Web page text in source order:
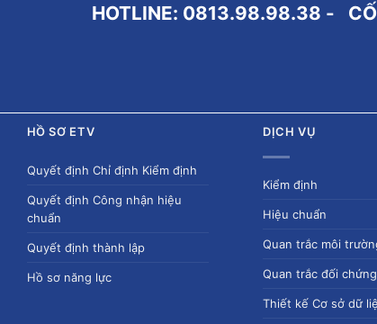
HOTLINE: 0813.98.98.38 -
HỒ SƠ ETV
Quyết định Chỉ định Kiểm định
Quyết định Công nhận hiệu
chuẩn
Quyết định thành lập
Hồ sơ năng lực
DỊCH VỤ
Kiểm định
Hiệu chuẩn
Quan trắc môi
Quan trắc đối chứng
Thiết kế Cơ sở dữ